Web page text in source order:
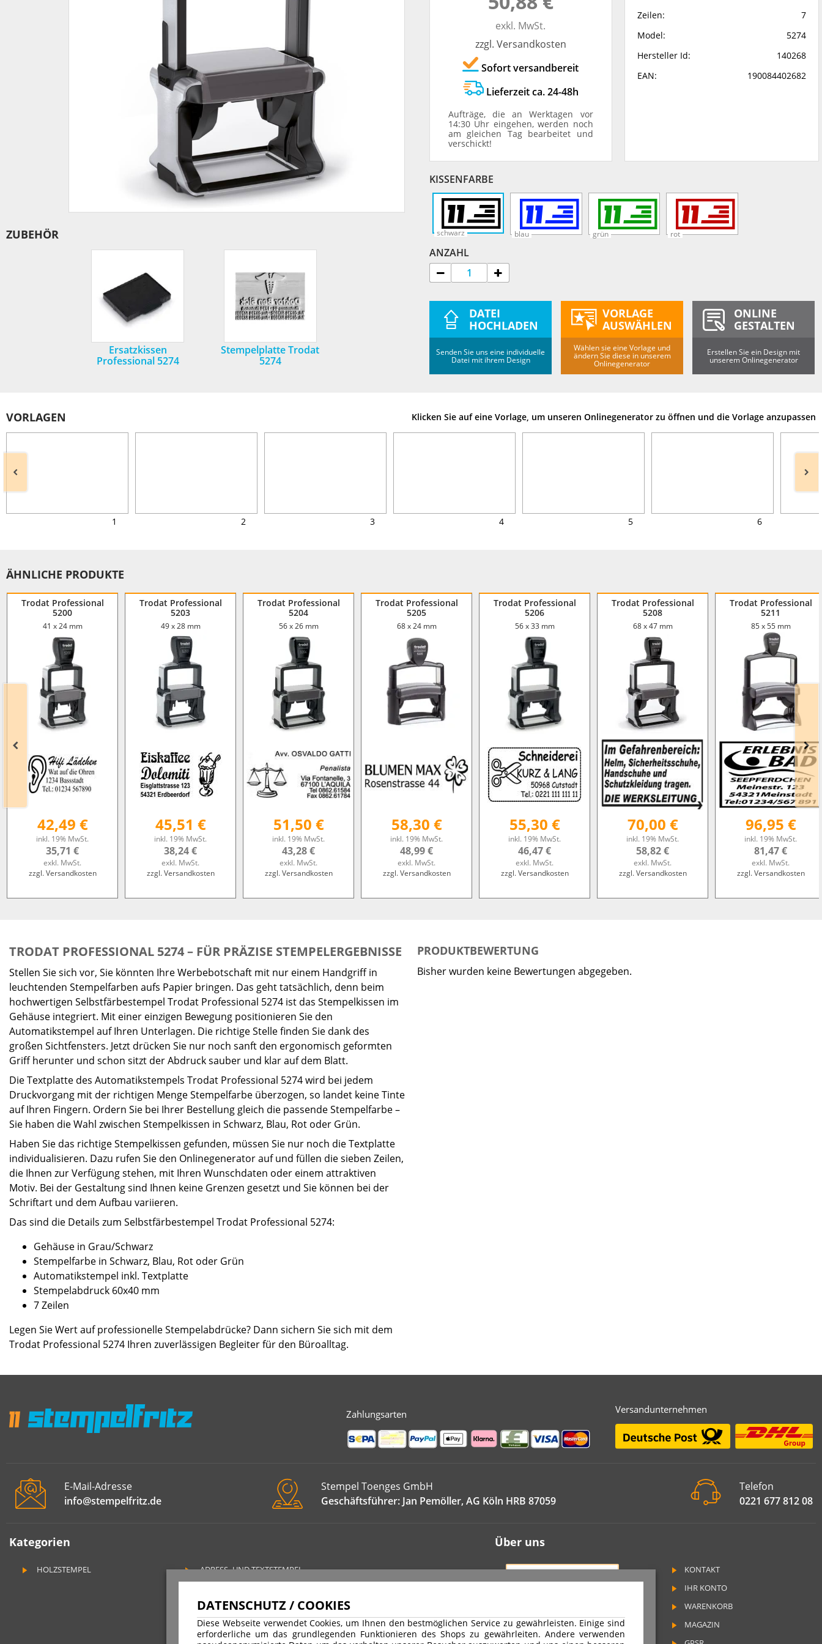
DATENSCHUTZ / COOKIES
Diese Webseite verwendet Cookies, um Ihnen den bestmöglichen Service zu gewährleisten. Einige sind
erforderliche um das grundlegenden Funktionieren des Shops zu gewährleiten. Andere verwenden
EASYPRINT LINE
PERSONALISIERTE ADRESSSTEMPEL
STEMPELFRITZ IMPRINT LINE SKYBLUE
ZUBEHÖR
Ersatzkissen
Professional 5274
Stempelplatte Trodat
5274
exkl. MwSt.
zzgl. Versandkosten
Sofort versandbereit
Lieferzeit ca. 24-48h
Aufträge, die an Werktagen vor
14:30 Uhr eingehen, werden noch
am gleichen Tag bearbeitet und
verschickt!
Zeilen:
7
Model:
5274
Hersteller Id:
140268
EAN:
190084402682
KISSENFARBE
schwarz blau grün rot
ANZAHL
DATEI
HOCHLADEN
Senden Sie uns eine individuelle
Datei mit ihrem Design
VORLAGE
AUSWÄHLEN
Wählen sie eine Vorlage und
ändern Sie diese in unserem
Onlinegenerator
ONLINE
GESTALTEN
Erstellen Sie ein Design mit
unserem Onlinegenerator
VORLAGEN Klicken Sie auf eine Vorlage, um unseren Onlinegenerator zu öffnen und die Vorlage anzupassen
1 2 3 4 5 6
ÄHNLICHE PRODUKTE
Trodat Professional
5200
41 x 24 mm
42,49 €
inkl. 19% MwSt.
35,71 €
exkl. MwSt.
zzgl. Versandkosten
Trodat Professional
5203
49 x 28 mm
45,51 €
inkl. 19% MwSt.
38,24 €
exkl. MwSt.
zzgl. Versandkosten
Trodat Professional
5204
56 x 26 mm
51,50 €
inkl. 19% MwSt.
43,28 €
exkl. MwSt.
zzgl. Versandkosten
Trodat Professional
5205
68 x 24 mm
58,30 €
inkl. 19% MwSt.
48,99 €
exkl. MwSt.
zzgl. Versandkosten
Trodat Professional
5206
56 x 33 mm
55,30 €
inkl. 19% MwSt.
46,47 €
exkl. MwSt.
zzgl. Versandkosten
Trodat Professional
5208
68 x 47 mm
70,00 €
inkl. 19% MwSt.
58,82 €
exkl. MwSt.
zzgl. Versandkosten
Trodat Professional
5211
85 x 55 mm
96,95 €
inkl. 19% MwSt.
81,47 €
exkl. MwSt.
zzgl. Versandkosten
TRODAT PROFESSIONAL 5274 – FÜR PRÄZISE STEMPELERGEBNISSE
Stellen Sie sich vor, Sie könnten Ihre Werbebotschaft mit nur einem Handgriff in
leuchtenden Stempelfarben aufs Papier bringen. Das geht tatsächlich, denn beim
hochwertigen Selbstfärbestempel Trodat Professional 5274 ist das Stempelkissen im
Gehäuse integriert. Mit einer einzigen Bewegung positionieren Sie den
Automatikstempel auf Ihren Unterlagen. Die richtige Stelle finden Sie dank des
großen Sichtfensters. Jetzt drücken Sie nur noch sanft den ergonomisch geformten
Griff herunter und schon sitzt der Abdruck sauber und klar auf dem Blatt.
Die Textplatte des Automatikstempels Trodat Professional 5274 wird bei jedem
Druckvorgang mit der richtigen Menge Stempelfarbe überzogen, so landet keine Tinte
auf Ihren Fingern. Ordern Sie bei Ihrer Bestellung gleich die passende Stempelfarbe –
Sie haben die Wahl zwischen Stempelkissen in Schwarz, Blau, Rot oder Grün.
Haben Sie das richtige Stempelkissen gefunden, müssen Sie nur noch die Textplatte
individualisieren. Dazu rufen Sie den Onlinegenerator auf und füllen die sieben Zeilen,
die Ihnen zur Verfügung stehen, mit Ihren Wunschdaten oder einem attraktiven
Motiv. Bei der Gestaltung sind Ihnen keine Grenzen gesetzt und Sie können bei der
Schriftart und dem Aufbau variieren.
Das sind die Details zum Selbstfärbestempel Trodat Professional 5274:
Gehäuse in Grau/Schwarz
Stempelfarbe in Schwarz, Blau, Rot oder Grün
Automatikstempel inkl. Textplatte
Stempelabdruck 60x40 mm
7 Zeilen
Legen Sie Wert auf professionelle Stempelabdrücke? Dann sichern Sie sich mit dem
Trodat Professional 5274 Ihren zuverlässigen Begleiter für den Büroalltag.
PRODUKTBEWERTUNG
Bisher wurden keine Bewertungen abgegeben.
Zahlungsarten Versandunternehmen
E-Mail-Adresse
info@stempelfritz.de
Stempel Toenges GmbH
Geschäftsführer: Jan Pemöller, AG Köln HRB 87059
Telefon
0221 677 812 08
Kategorien
HOLZSTEMPEL ADRESS- UND TEXTSTEMPEL
Über uns
VERTRAG WIDERRUFEN
WIDERRUFSRECHT
KONTAKT
IHR KONTO
WARENKORB
MAGAZIN